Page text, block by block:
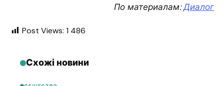
По материалам:Диалог
Post Views: 1 486
Схожі новини